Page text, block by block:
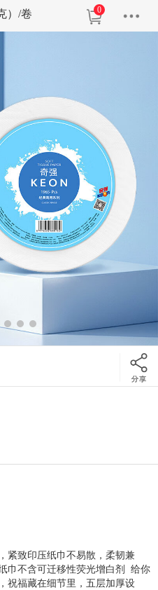
）/卷 0
紧致印压纸巾不易散，柔韧兼
巾不含可迁移性荧光增白剂 给你
祝福藏在细节里，五层加厚设